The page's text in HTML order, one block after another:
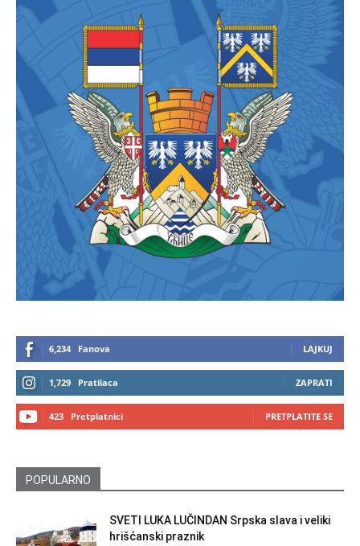
6,234 Fanova LAJKUJ
1,729 Pratilaca ZAPRATI
423 Pretplatnici PRETPLATITE SE
POPULARNO
SVETI LUKA LUČINDAN Srpska slava i veliki
hrišćanski praznik